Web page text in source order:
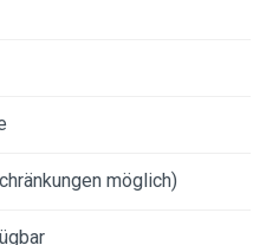
möglich)